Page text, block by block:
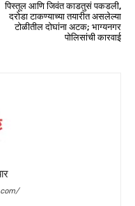
पिस्तूल आणि जिवंत काडतुसं पकडली,
दरोडा टाकण्याच्या तयारीत असलेल्या
टोळीतील दोघांना अटक; भाग्यनगर
पोलिसांची कारवाई